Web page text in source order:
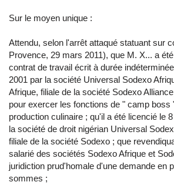
Sur le moyen unique :
Attendu, selon l'arrêt attaqué statuant sur
Provence, 29 mars 2011), que M. X... a
contrat de travail écrit à durée
2001 par la société Universal Sodexo
Afrique, filiale de la société Sodexo
pour exercer les fonctions de " camp boss
production culinaire ; qu'il a été licencié le
la société de droit nigérian Universal
filiale de la société Sodexo ; que
salarié des sociétés Sodexo Afrique et
juridiction prud'homale d'une demande en
sommes ;